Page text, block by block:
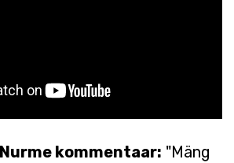
kommentaar: "Mäng